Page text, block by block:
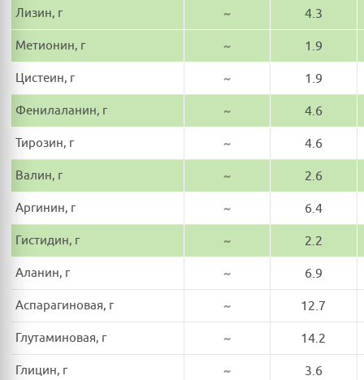
Лизин, г ~ 4.3
Метионин, г ~ 1.9
Цистеин, г ~ 1.9
Фенилаланин, г ~ 4.6
Тирозин, г ~ 4.6
Валин, г ~ 2.6
Аргинин, г ~ 6.4
Гистидин, г ~ 2.2
Аланин, г ~ 6.9
Аспарагиновая, г ~ 12.7
Глутаминовая, г ~ 14.2
Глицин, г ~ 3.6